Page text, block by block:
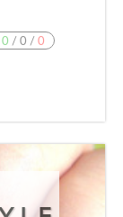
0 /0 /0